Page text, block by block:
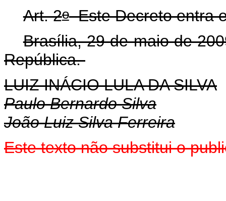
Art. 2oEste Decreto entra
Brasília, 29 de maio de
República.
LUIZ INÁCIO LULA DA SILVA
Paulo Bernardo Silva
João Luiz Silva Ferreira
Estetexto não substitui o